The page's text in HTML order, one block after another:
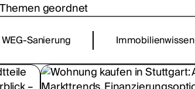
geordnet
WEG-Sanierung Immobilienwissen